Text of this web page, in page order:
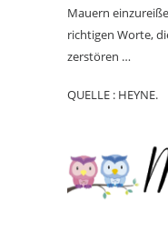
Mauern
richtigen Worte,
zerstören …
QUELLE : HEYNE.